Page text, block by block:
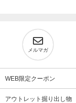
メルマガ
WEB限定クーポン
アウトレット掘り出し物